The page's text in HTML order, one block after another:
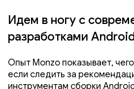
Идем в ногу с
разработками
Опыт Monzo показывает,
если следить за
инструментам сборки